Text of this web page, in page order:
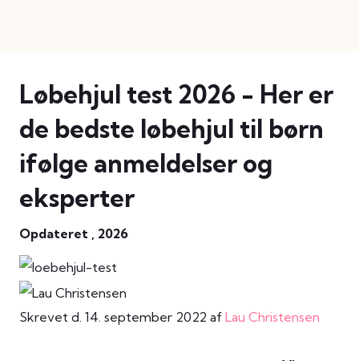
Løbehjul test 2026 - Her er
de bedste løbehjul til børn
ifølge anmeldelser og
eksperter
Opdateret , 2026
Skrevet d. 14. september 2022 af Lau Christensen